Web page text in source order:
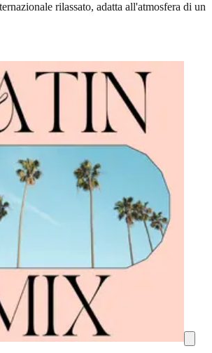
rilassato, adatta all'atmosfera di un